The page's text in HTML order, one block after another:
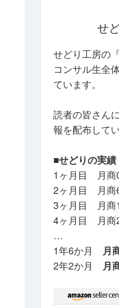
せ
せどり工房の
コンサル生全
ています。
読者の皆さん
報を配布してい
■せどりの実績
1ヶ月目 月商
2ヶ月目 月商
3ヶ月目 月商
4ヶ月目 月商
…
1年6か月 月
2年2か月 月